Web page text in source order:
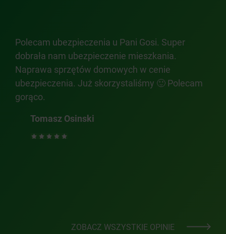
Polecam ubezpieczenia u Pani Gosi. Super
dobrała nam ubezpieczenie mieszkania.
Naprawa sprzętów domowych w cenie
ubezpieczenia. Już skorzystaliśmy 🙂 Polecam
gorąco.
Tomasz Osinski
ZOBACZ WSZYSTKIE OPINIE